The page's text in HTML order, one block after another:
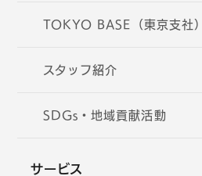
TOKYO BASE（東京支社）
スタッフ紹介
SDGs・地域貢献活動
サービス